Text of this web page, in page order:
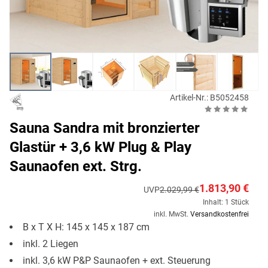
Artikel-Nr.: B5052458
Sauna Sandra mit bronzierter
Glastür + 3,6 kW Plug & Play
Saunaofen ext. Strg.
UVP2.029,99 €1.813,90 €
Inhalt: 1 Stück
inkl. MwSt. Versandkostenfrei
B x T X H: 145 x 145 x 187 cm
inkl. 2 Liegen
inkl. 3,6 kW P&P Saunaofen + ext. Steuerung